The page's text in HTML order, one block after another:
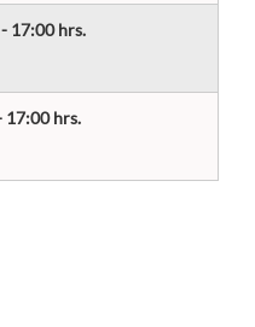
17:00 hrs.
17:00 hrs.